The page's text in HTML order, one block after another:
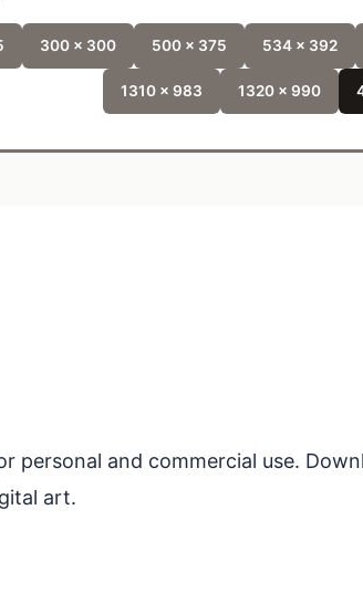
300 x 300 500 x 375 534 x 392
1310 x 983 1320 x 990
personal and commercial use.
art.